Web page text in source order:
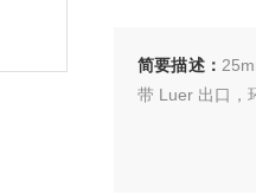
简要描述：
带 Luer 出口，